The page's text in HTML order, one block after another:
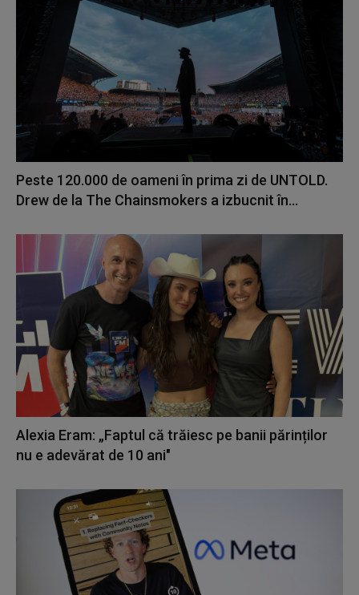
Peste 120.000 de oameni în prima zi de UNTOLD.
Drew de la The Chainsmokers a izbucnit în...
Alexia Eram: „Faptul că trăiesc pe banii părinților
nu e adevărat de 10 ani"